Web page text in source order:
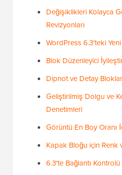
Değişiklikleri Kolayca
Revizyonları
WordPress 6.3'teki
Blok Düzenleyici
Dipnot ve Detay
Geliştirilmiş Dolgu ve
Denetimleri
Görüntü En Boy Oranı
Kapak Bloğu için Renk
6.3'te Bağlantı